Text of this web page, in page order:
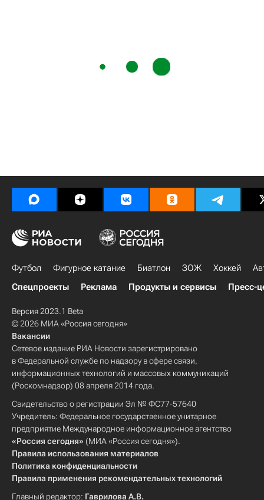
Футбол Фигурное катание Биатлон ЗОЖ Хоккей
Спецпроекты
Реклама Продукты и сервисы Пресс-
Версия 2023.1 Beta
© 2026 МИА «Россия сегодня»
Вакансии
Сетевое издание РИА Новости зарегистрировано
в Федеральной службе по надзору в сфере связи,
информационных технологий и массовых коммуникаций
(Роскомнадзор) 08 апреля 2014 года.
Свидетельство о регистрации Эл № ФС77-57640
Учредитель: Федеральное государственное унитарное
предприятие Международное информационное агентство
«Россия сегодня» (МИА «Россия сегодня»).
Правила использования материалов
Политика конфиденциальности
Правила применения рекомендательных технологий
Главный редактор: Гаврилова А.В.